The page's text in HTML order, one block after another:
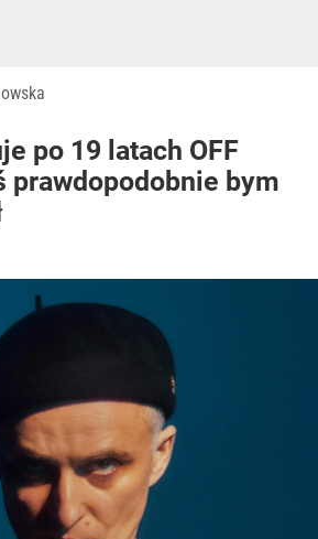
po 19 latach OFF
prawdopodobnie bym